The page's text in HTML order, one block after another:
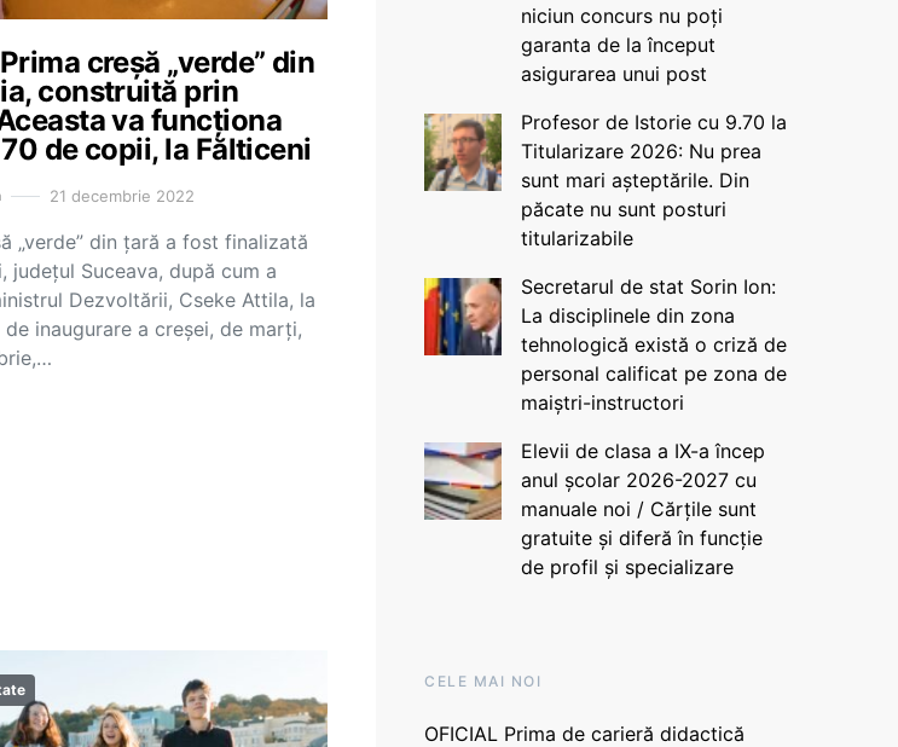
creșă „verde” din
construită prin
va funcționa
de copii, la Fălticeni
21 decembrie 2022
„verde” din țară a fost finalizată
județul Suceava, după cum a
Dezvoltării, Cseke Attila, la
de inaugurare a creșei, de marți,
niciun concurs nu poți
garanta de la început
asigurarea unui post
Profesor de Istorie cu 9.70 la
Titularizare 2026: Nu prea
sunt mari așteptările. Din
păcate nu sunt posturi
titularizabile
Secretarul de stat Sorin Ion:
La disciplinele din zona
tehnologică există o criză de
personal calificat pe zona de
maiștri-instructori
Elevii de clasa a IX-a încep
anul școlar 2026-2027 cu
manuale noi / Cărțile sunt
gratuite și diferă în funcție
de profil și specializare
CELE MAI NOI
OFICIAL Prima de carieră didactică